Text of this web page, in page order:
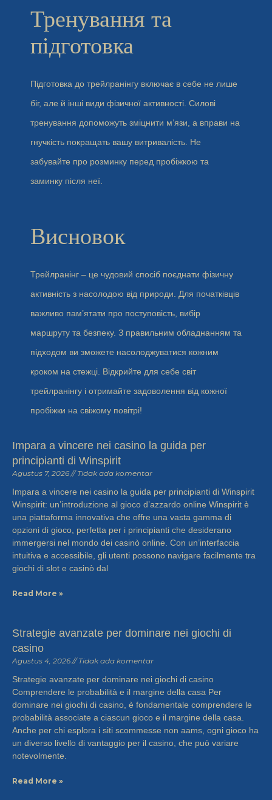
Тренування та
підготовка
Підготовка до трейлранінгу включає в себе не лише
біг, але й інші види фізичної активності. Силові
тренування допоможуть зміцнити м’язи, а вправи на
гнучкість покращать вашу витривалість. Не
забувайте про розминку перед пробіжкою та
заминку після неї.
Висновок
Трейлранінг – це чудовий спосіб поєднати фізичну
активність з насолодою від природи. Для початківців
важливо пам’ятати про поступовість, вибір
маршруту та безпеку. З правильним обладнанням та
підходом ви зможете насолоджуватися кожним
кроком на стежці. Відкрийте для себе світ
трейлранінгу і отримайте задоволення від кожної
пробіжки на свіжому повітрі!
Impara a vincere nei casino la guida per
principianti di Winspirit
Agustus 7, 2026 Tidak ada komentar
Impara a vincere nei casino la guida per principianti di Winspirit
Winspirit: un’introduzione al gioco d’azzardo online Winspirit è
una piattaforma innovativa che offre una vasta gamma di
opzioni di gioco, perfetta per i principianti che desiderano
immergersi nel mondo dei casinò online. Con un’interfaccia
intuitiva e accessibile, gli utenti possono navigare facilmente tra
giochi di slot e casinò dal
Read More »
Strategie avanzate per dominare nei giochi di
casino
Agustus 4, 2026 Tidak ada komentar
Strategie avanzate per dominare nei giochi di casino
Comprendere le probabilità e il margine della casa Per
dominare nei giochi di casino, è fondamentale comprendere le
probabilità associate a ciascun gioco e il margine della casa.
Anche per chi esplora i siti scommesse non aams, ogni gioco ha
un diverso livello di vantaggio per il casino, che può variare
notevolmente.
Read More »